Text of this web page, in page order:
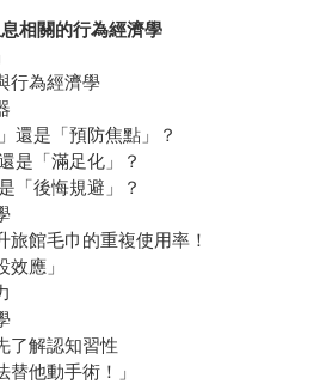
相關的行為經濟學
行為經濟學
還是「預防焦點」？
是「滿足化」？
「後悔規避」？
旅館毛巾的重複使用率！
應」
了解認知習性
替他動手術！」